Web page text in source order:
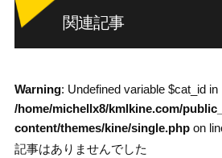
関連記事
Warning: Undefined variable $cat_id in
/home/michellx8/kmlkine.com/
content/themes/kine/single.phpon
記事はありませんでした